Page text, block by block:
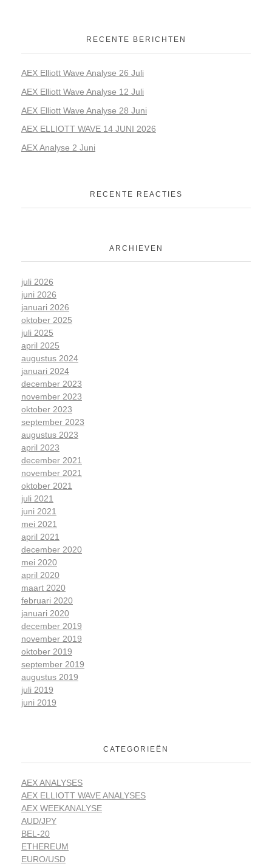
RECENTE BERICHTEN
AEX Elliott Wave Analyse 26 Juli
AEX Elliott Wave Analyse 12 Juli
AEX Elliott Wave Analyse 28 Juni
AEX ELLIOTT WAVE 14 JUNI 2026
AEX Analyse 2 Juni
RECENTE REACTIES
ARCHIEVEN
juli 2026
juni 2026
januari 2026
oktober 2025
juli 2025
april 2025
augustus 2024
januari 2024
december 2023
november 2023
oktober 2023
september 2023
augustus 2023
april 2023
december 2021
november 2021
oktober 2021
juli 2021
juni 2021
mei 2021
april 2021
december 2020
mei 2020
april 2020
maart 2020
februari 2020
januari 2020
december 2019
november 2019
oktober 2019
september 2019
augustus 2019
juli 2019
juni 2019
CATEGORIEËN
AEX ANALYSES
AEX ELLIOTT WAVE ANALYSES
AEX WEEKANALYSE
AUD/JPY
BEL-20
ETHEREUM
EURO/USD